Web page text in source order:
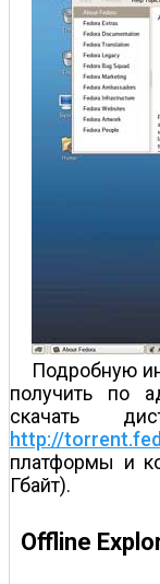
Подробную
получить по
скачать
http://
платформы и
Гбайт).
Offline